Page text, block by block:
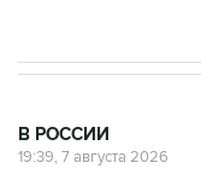
В РОССИИ
19:39, 7 августа 2026